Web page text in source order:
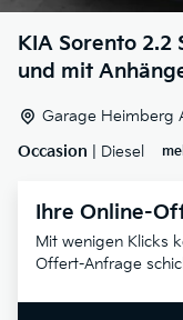
KIA Sorento 2.2
und mit
Garage Heimberg
Occasion | Diesel
Ihre Online-
Mit wenigen Klicks
Offert-Anfrage